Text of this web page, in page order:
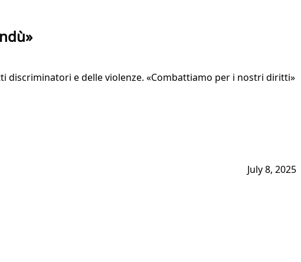
discriminatori e delle violenze. «Combattiamo per i nostri diritti»
July 8, 2025